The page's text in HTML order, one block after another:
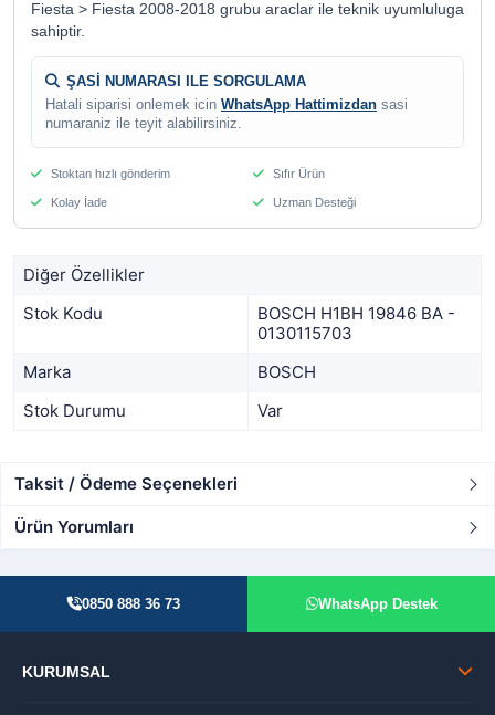
Fiesta > Fiesta 2008-2018 grubu araclar ile teknik uyumluluga
sahiptir.
ŞASİ NUMARASI ILE SORGULAMA
Hatali siparisi onlemek icin WhatsApp Hattimizdan sasi
numaraniz ile teyit alabilirsiniz.
Stoktan hızlı gönderim Sıfır Ürün
Kolay İade Uzman Desteği
Diğer Özellikler
Stok Kodu
BOSCH H1BH 19846 BA -
0130115703
Marka
BOSCH
Stok Durumu
Var
Taksit / Ödeme Seçenekleri
Ürün Yorumları
0850 888 36 73 WhatsApp Destek
KURUMSAL